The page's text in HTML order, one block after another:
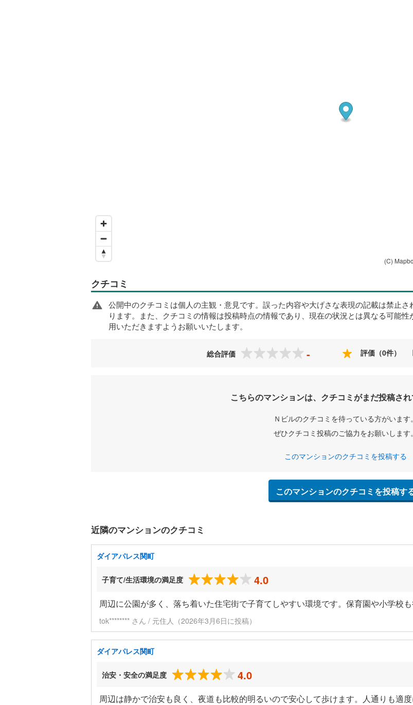
(C)
クチコミ
公開中のクチコミは個人の主観・意見です。誤った内容や大げさな表現の記載は禁止
ります。また、クチコミの情報は投稿時点の情報であり、現在の状況とは異なる可能
用いただきますようお願いいたします。
総合評価 - 評価（0件）
こちらのマンションは、クチコミがまだ投稿され
Ｎビルのクチコミを待っている方がいます。
ぜひクチコミ投稿のご協力をお願いします。
このマンションのクチコミを投稿する
このマンションのクチコミを投稿す
近隣のマンションのクチコミ
ダイアパレス関町
子育て/生活環境の満足度 4.0
周辺に公園が多く、落ち着いた住宅街で子育てしやすい環境です。保育園や小学校
tok******** さん / 元住人（2026年3月6日に投稿）
ダイアパレス関町
治安・安全の満足度 4.0
周辺は静かで治安も良く、夜道も比較的明るいので安心して歩けます。人通りも適